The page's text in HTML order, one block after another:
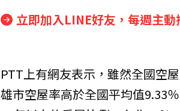
立即加入LINE好友，每週主
PTT上有網友表示，雖然全國空
雄市空屋率高於全國平均值9.33